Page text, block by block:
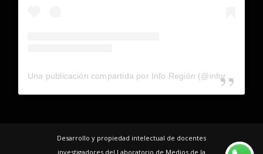
Desarrollo y propiedad intelectual de docentes
investigadores del Laboratorio de Medios de la